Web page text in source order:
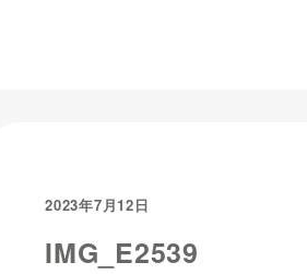
2023年7月12日
IMG_E2539